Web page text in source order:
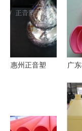
塑包装制品
多
批
降
惠州正音塑
列表
广
音
发
工